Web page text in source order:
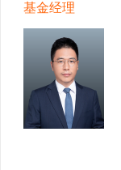
基金经理